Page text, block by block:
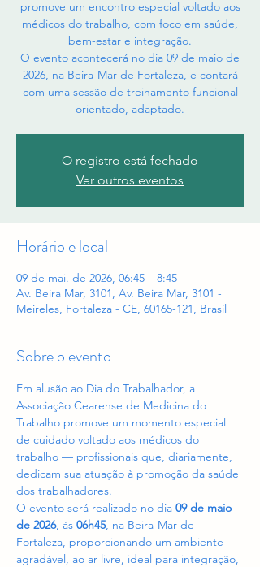
promove um encontro especial voltado aos
médicos do trabalho, com foco em saúde,
bem-estar e integração.
O evento acontecerá no dia 09 de maio de
2026, na Beira-Mar de Fortaleza, e contará
com uma sessão de treinamento funcional
orientado, adaptado.
O registro está fechado
Ver outros eventos
Horário e local
09 de mai. de 2026, 06:45 – 8:45
Av. Beira Mar, 3101, Av. Beira Mar, 3101 -
Meireles, Fortaleza - CE, 60165-121, Brasil
Sobre o evento
Em alusão ao Dia do Trabalhador, a
Associação Cearense de Medicina do
Trabalho promove um momento especial
de cuidado voltado aos médicos do
trabalho — profissionais que, diariamente,
dedicam sua atuação à promoção da saúde
dos trabalhadores.
O evento será realizado no dia 09 de maio
de 2026, às 06h45, na Beira-Mar de
Fortaleza, proporcionando um ambiente
agradável, ao ar livre, ideal para integração,